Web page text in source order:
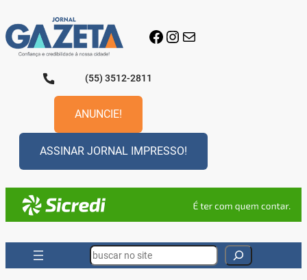
para
o
conteúdo
Facebook
Instagram
E-mail
(55) 3512-2811
ANUNCIE!
ASSINAR JORNAL IMPRESSO!
Search